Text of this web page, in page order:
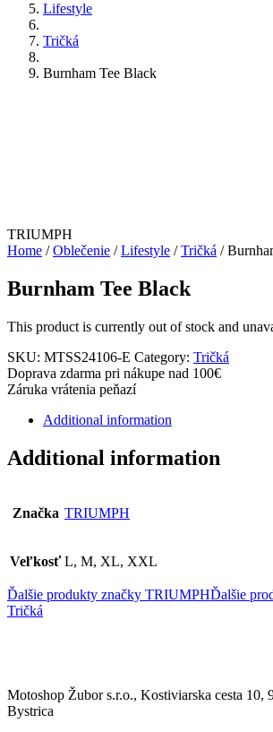
Lifestyle
Tričká
Burnham Tee Black
TRIUMPH
Home /Oblečenie /Lifestyle /Tričká /
Burnham Tee Black
This product is currently out of stock and
SKU: MTSS24106-E Category: Tričká
Doprava zdarma pri nákupe nad 100€
Záruka vrátenia peňazí
Additional information
Additional information
Značka TRIUMPH
Veľkosť L, M, XL, XXL
Ďalšie produkty značky TRIUMPHĎalšie
Tričká
Motoshop Žubor s.r.o., Kostiviarska cesta 10,
Bystrica